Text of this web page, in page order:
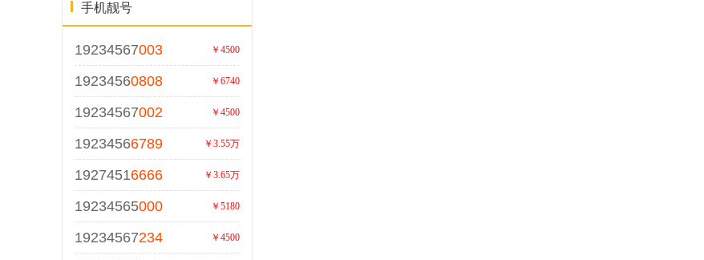
手机靓号
19234567003 ￥4500
19234560808 ￥6740
19234567002 ￥4500
19234566789 ￥3.55万
19274516666 ￥3.65万
19234565000 ￥5180
19234567234 ￥4500